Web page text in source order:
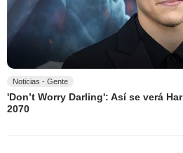
Noticias - Gente
'Don’t Worry Darling': Así se verá
2070